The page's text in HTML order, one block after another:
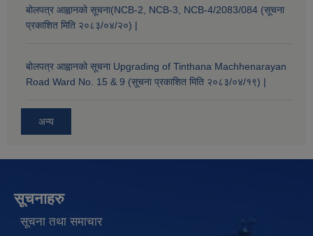
बोलपत्र आह्वानको सूचना(NCB-2, NCB-3, NCB-4/2083/084 (सूचना
प्रकाशित मिति २०८३/०४/२०) |
बोलपत्र आह्वानको सूचना Upgrading of Tinthana Machhenarayan
Road Ward No. 15 & 9 (सूचना प्रकाशित मिति २०८३/०४/१९) |
अन्य
सूचनाहरु
सूचना तथा समाचार